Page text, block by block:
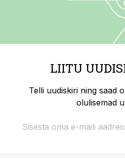
LIITU
Telli uudiskiri ning saad
olulisemad